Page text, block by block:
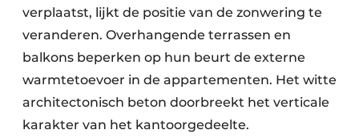
verplaatst, lijkt de positie van de zonwering te
veranderen. Overhangende terrassen en
balkons beperken op hun beurt de externe
warmtetoevoer in de appartementen. Het witte
architectonisch beton doorbreekt het verticale
karakter van het kantoorgedeelte.